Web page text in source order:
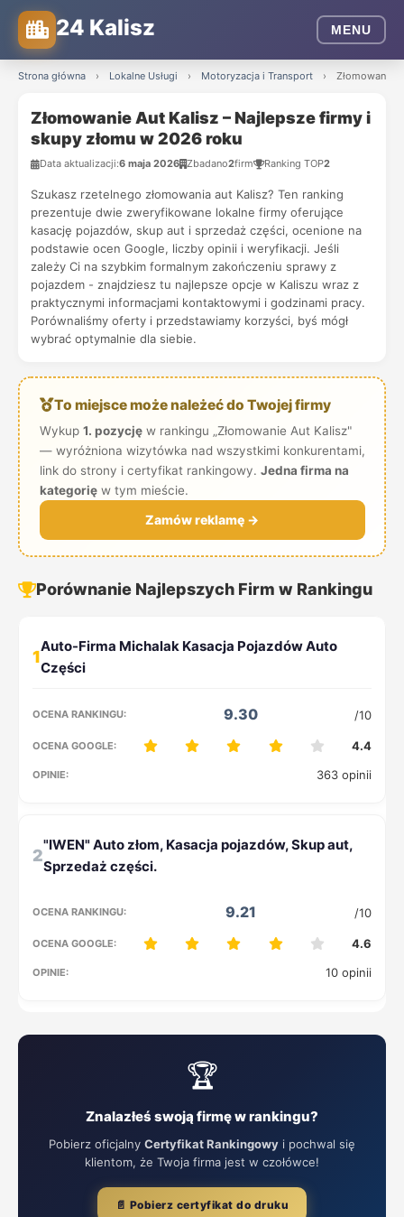
24 Kalisz MENU
Strona główna › Lokalne Usługi › Motoryzacja i Transport › Złomowanie
Złomowanie Aut Kalisz – Najlepsze firmy i
skupy złomu w 2026 roku
Data aktualizacji:6 maja 2026 Zbadano2firm Ranking TOP2
Szukasz rzetelnego złomowania aut Kalisz? Ten ranking
prezentuje dwie zweryfikowane lokalne firmy oferujące
kasację pojazdów, skup aut i sprzedaż części, ocenione na
podstawie ocen Google, liczby opinii i weryfikacji. Jeśli
zależy Ci na szybkim formalnym zakończeniu sprawy z
pojazdem - znajdziesz tu najlepsze opcje w Kaliszu wraz z
praktycznymi informacjami kontaktowymi i godzinami pracy.
Porównaliśmy oferty i przedstawiamy korzyści, byś mógł
wybrać optymalnie dla siebie.
To miejsce może należeć do Twojej firmy
Wykup 1. pozycjęw rankingu „Złomowanie Aut Kalisz"
— wyróżniona wizytówka nad wszystkimi konkurentami,
link do strony i certyfikat rankingowy. Jedna firma na
kategorięw tym mieście.
Zamów reklamę →
Porównanie Najlepszych Firm w Rankingu
1
9.30 /10
4.4
363 opinii
2
9.21 /10
4.6
10 opinii
🏆
Znalazłeś swoją firmę w rankingu?
Pobierz oficjalny Certyfikat Rankingowy i pochwal się
klientom, że Twoja firma jest w czołówce!
📄 Pobierz certyfikat do druku